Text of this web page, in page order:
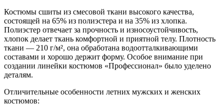
Костюмы сшиты из смесовой ткани высокого качества,
состоящей на 65% из полиэстера и на 35% из хлопка.
Полиэстер отвечает за прочность и износоустойчивость,
хлопок делает ткань комфортной и приятной телу. Плотность
ткани — 210 г/м², она обработана водоотталкивающими
составами и хорошо держит форму. Особое внимание при
создании линейки костюмов «Профессионал» было уделено
деталям.
Отличительные особенности летних мужских и женских
костюмов: